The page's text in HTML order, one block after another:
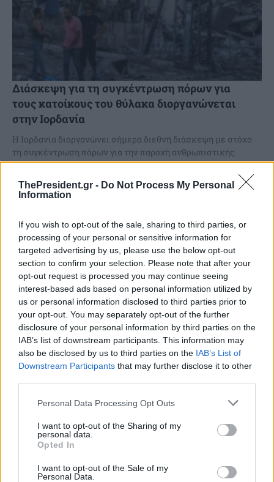
ThePresident.gr - Do Not Process My Personal
Information
If you wish to opt-out of the sale, sharing to third parties, or
processing of your personal or sensitive information for
targeted advertising by us, please use the below opt-out
section to confirm your selection. Please note that after your
opt-out request is processed you may continue seeing
interest-based ads based on personal information utilized by
us or personal information disclosed to third parties prior to
your opt-out. You may separately opt-out of the further
disclosure of your personal information by third parties on the
IAB’s list of downstream participants. This information may
also be disclosed by us to third parties on the IAB’s List of
Downstream Participants that may further disclose it to other
Personal Data Processing Opt Outs
I want to opt-out of the Sharing of my
personal data.
Opted In
I want to opt-out of the Sale of my
Personal Data.
Διάσκεψη για τη συγκέντρωση πόρων για
τους κατοίκους του θύλακα διοργανώνεται
στην Ιορδανία
Η Ιορδανία διοργανώνει σήμερα διεθνή διάσκεψη με στόχο
τη συγκέντρωση πόρων για την παροχή ανθρωπιστικής
βοήθειας στους Παλαιστίνιους στη Λωρίδα της Γάζας, η
Στη διεθνή διάσκεψη της Ιορδανίας για την
ανθρωπιστική κρίση στη Γάζα ο
Γ.Γεραπετρίτης
Γιώργος Γεραπετρίτης, προκειμένου να συμμετάσχει στη
Διεθνή Διάσκεψη για την ανάληψη ανθρωπιστικής δράσης